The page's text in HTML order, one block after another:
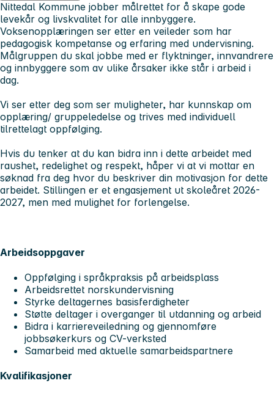
Nittedal Kommune jobber målrettet for å skape gode
levekår og livskvalitet for alle innbyggere.
Voksenopplæringen ser etter en veileder som har
pedagogisk kompetanse og erfaring med undervisning.
Målgruppen du skal jobbe med er flyktninger, innvandrere
og innbyggere som av ulike årsaker ikke står i arbeid i
dag.
Vi ser etter deg som ser muligheter, har kunnskap om
opplæring/ gruppeledelse og trives med individuell
tilrettelagt oppfølging.
Hvis du tenker at du kan bidra inn i dette arbeidet med
raushet, redelighet og respekt, håper vi at vi mottar en
søknad fra deg hvor du beskriver din motivasjon for dette
arbeidet. Stillingen er et engasjement ut skoleåret 2026-
2027, men med mulighet for forlengelse.
Arbeidsoppgaver
Oppfølging i språkpraksis på arbeidsplass
Arbeidsrettet norskundervisning
Styrke deltagernes basisferdigheter
Støtte deltager i overganger til utdanning og arbeid
Bidra i karriereveiledning og gjennomføre
jobbsøkerkurs og CV-verksted
Samarbeid med aktuelle samarbeidspartnere
Kvalifikasjoner